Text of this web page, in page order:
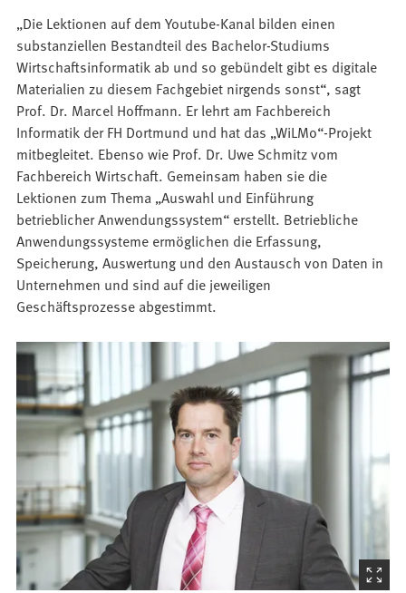
e
n
T
a
b
)
„Die Lektionen auf dem Youtube-Kanal bilden einen
substanziellen Bestandteil des Bachelor-Studiums
Wirtschaftsinformatik ab und so gebündelt gibt es digitale
Materialien zu diesem Fachgebiet nirgends sonst“, sagt
Prof. Dr. Marcel Hoffmann. Er lehrt am Fachbereich
Informatik der FH Dortmund und hat das „WiLMo“-Projekt
mitbegleitet. Ebenso wie Prof. Dr. Uwe Schmitz vom
Fachbereich Wirtschaft. Gemeinsam haben sie die
Lektionen zum Thema „Auswahl und Einführung
betrieblicher Anwendungssystem“ erstellt. Betriebliche
Anwendungssysteme ermöglichen die Erfassung,
Speicherung, Auswertung und den Austausch von Daten in
Unternehmen und sind auf die jeweiligen
Geschäftsprozesse abgestimmt.
(Startet